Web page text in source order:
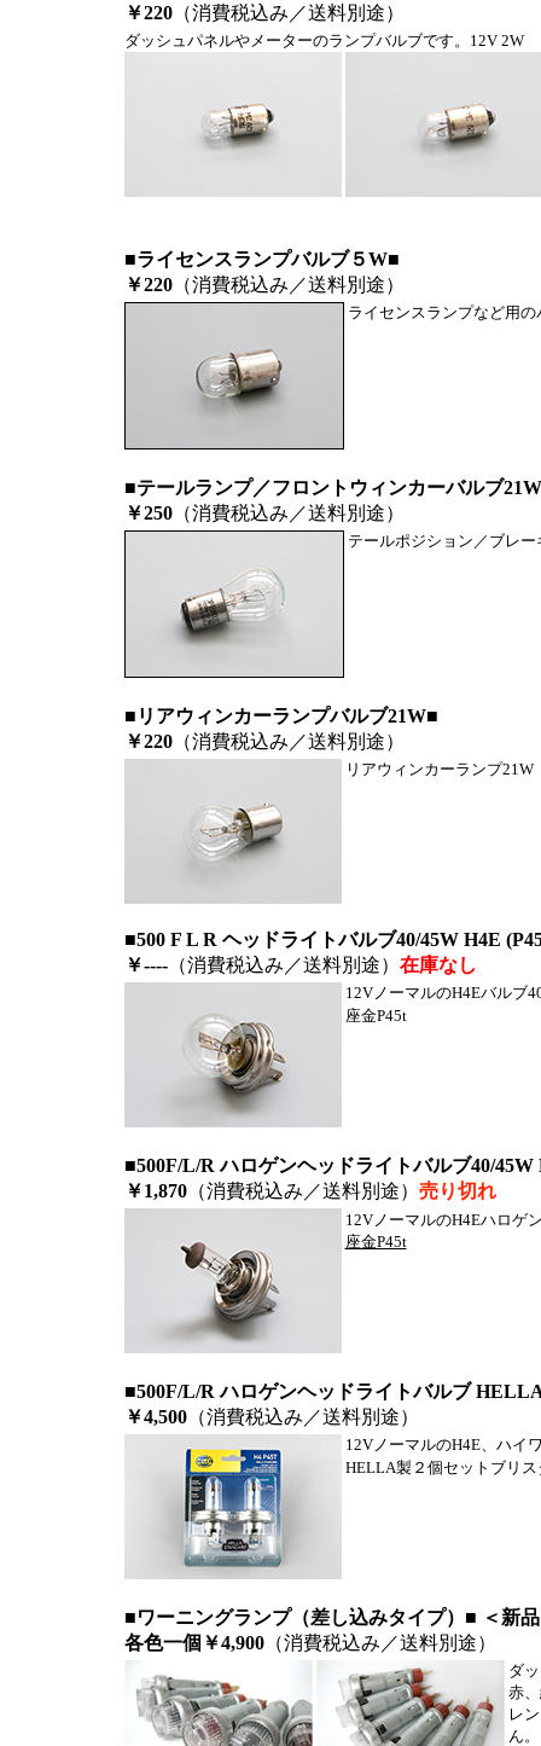
￥220（消費税込み／送料別途）
ダッシュパネルやメーターのランプバルブです。12V 2W
■ライセンスランプバルブ５W■
￥220（消費税込み／送料別途）
ライセンスランプなど用
■テールランプ／フロントウィンカーバルブ
￥250（消費税込み／送料別途）
テールポジション／ブレ
■リアウィンカーランプバルブ21W■
￥220（消費税込み／送料別途）
リアウィンカーランプ21W
■500 F L R ヘッドライトバルブ40/45W H4E
￥----（消費税込み／送料別途） 在庫なし
12VノーマルのH4Eバルブ
座金P45t
■500F/L/R ハロゲンヘッドライトバルブ40/45W
￥1,870（消費税込み／送料別途） 売り切れ
12VノーマルのH4Eハロゲ
座金P45t
■500F/L/R ハロゲンヘッドライトバルブ
￥4,500（消費税込み／送料別途）
12VノーマルのH4E、ハイ
HELLA製２個セットブリ
■ワーニングランプ（差し込みタイプ）■ ＜新
各色一個￥4,900（消費税込み／送料別途）
ダ
赤
レ
ん。